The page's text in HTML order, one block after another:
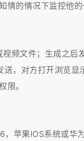
的情况下监控他的
频文件；生成之后
，对方打开浏览显
限。
苹果IOS系统或